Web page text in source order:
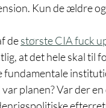
Kun de ældre og
de største CIA fuck
at det hele skal
fundamentale
planen? Var der